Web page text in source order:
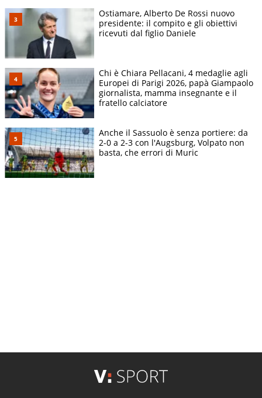
Ostiamare, Alberto De Rossi nuovo
presidente: il compito e gli obiettivi
ricevuti dal figlio Daniele
Chi è Chiara Pellacani, 4 medaglie agli
Europei di Parigi 2026, papà Giampaolo
giornalista, mamma insegnante e il
fratello calciatore
Anche il Sassuolo è senza portiere: da
2-0 a 2-3 con l'Augsburg, Volpato non
basta, che errori di Muric